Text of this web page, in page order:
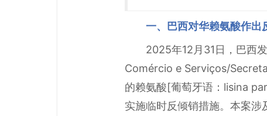
一、巴西对华赖氨酸作出
2025年12月31日，巴西
Comércio e Serviços/
的赖氨酸[葡萄牙语：lisina
实施临时反倾销措施。本案